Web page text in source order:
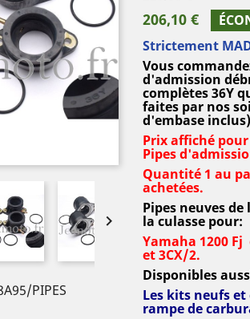

PIPES
206,10 €
Strictement
Vous
d'admission
complètes 36Y
faites par nos
d'embase
Prix affichépour
Pipes
Quantité1 au
achetées.
Pipes neuves
la culasse pour:
Yamaha 1200 Fj
et 3CX/2.
Disponibles
Les kits neufs
rampe de